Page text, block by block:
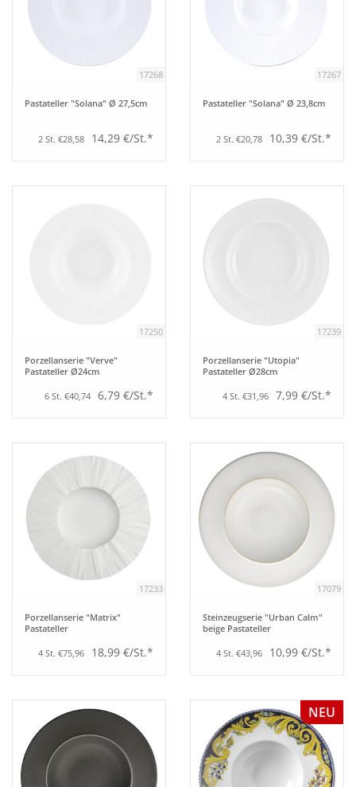
17268
Pastateller "Solana" Ø 27,5cm
2 St. €28,58 14,29 €/St.*
17267
Pastateller "Solana" Ø 23,8cm
2 St. €20,78 10,39 €/St.*
17250
Porzellanserie "Verve"
Pastateller Ø24cm
6 St. €40,74 6,79 €/St.*
17239
Porzellanserie "Utopia"
Pastateller Ø28cm
4 St. €31,96 7,99 €/St.*
17233
Porzellanserie "Matrix"
Pastateller
4 St. €75,96 18,99 €/St.*
17079
Steinzeugserie "Urban Calm"
beige Pastateller
4 St. €43,96 10,99 €/St.*
NEU